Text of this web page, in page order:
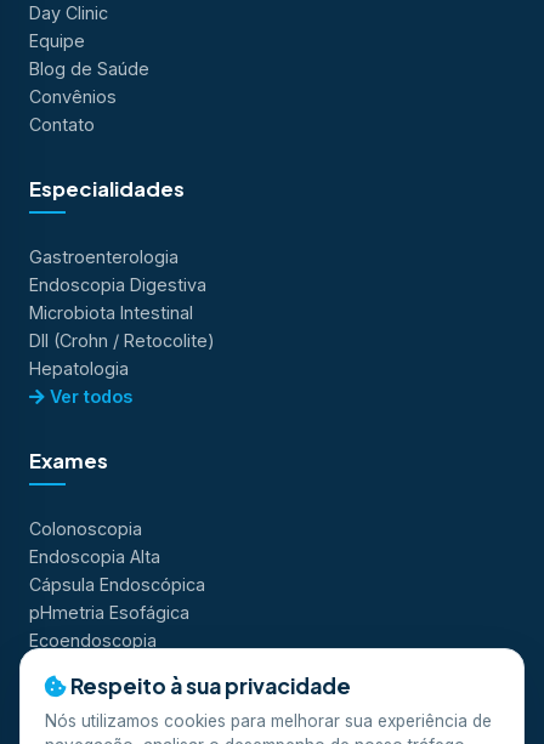
Day Clinic
Equipe
Blog de Saúde
Convênios
Contato
Especialidades
Gastroenterologia
Endoscopia Digestiva
Microbiota Intestinal
DII (Crohn / Retocolite)
Hepatologia
Ver todos
Exames
Colonoscopia
Endoscopia Alta
Cápsula Endoscópica
pHmetria Esofágica
Ecoendoscopia
Respeito à sua privacidade
Nós utilizamos cookies para melhorar sua experiência de